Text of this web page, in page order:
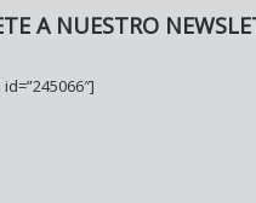
A NUESTRO